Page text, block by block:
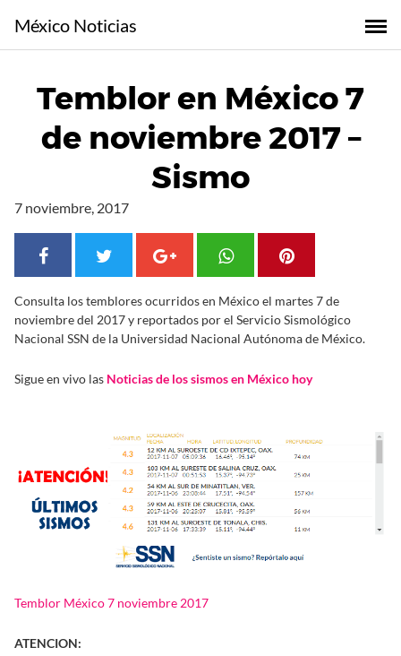
l
México Noticias
Temblor en México 7
de noviembre 2017 –
Sismo
7 noviembre, 2017
Consulta los temblores ocurridos en México el martes 7 de
noviembre del 2017 y reportados por el Servicio Sismológico
Nacional SSN de la Universidad Nacional Autónoma de México.
Sigue en vivo las Noticias de los sismos en México hoy
Temblor México 7 noviembre 2017
ATENCION: